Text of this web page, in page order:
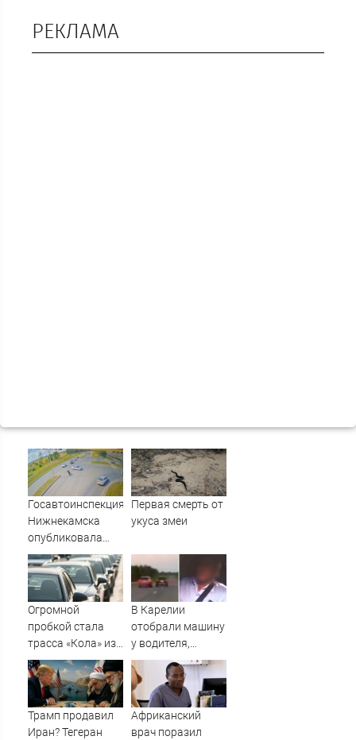
РЕКЛАМА
Госавтоинспекция
Нижнекамска
опубликовала
видео жесткого
ДТП с участием
питбайкера
07/08/2026 –
Новости
Первая смерть от
укуса змеи
Огромной
пробкой стала
трасса «Кола» из-
за завалившейся
фуры
В Карелии
отобрали машину
у водителя,
который петлял
на трассе
(ВИДЕО)
Трамп продавил
Иран? Тегеран
Африканский
врач поразил